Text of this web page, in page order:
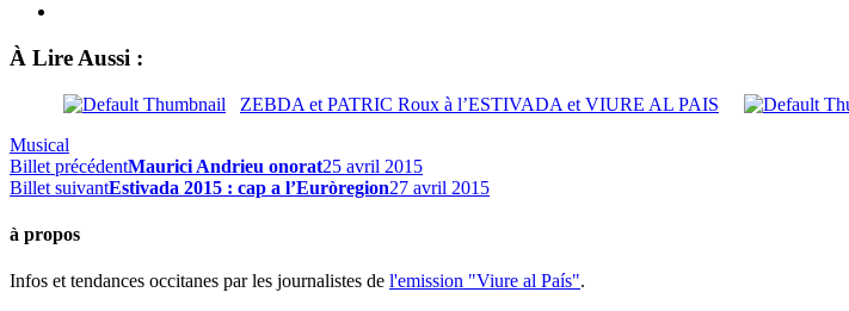
À Lire Aussi :
ZEBDA et PATRIC Roux à l’ESTIVADA et VIURE AL PAIS
Musical
Billet précédentMaurici Andrieu onorat25 avril 2015
Billet suivantEstivada 2015 : cap a l’Euròregion27 avril 2015
à propos
Infos et tendances occitanes par les journalistes de l'emission "Viure al País".